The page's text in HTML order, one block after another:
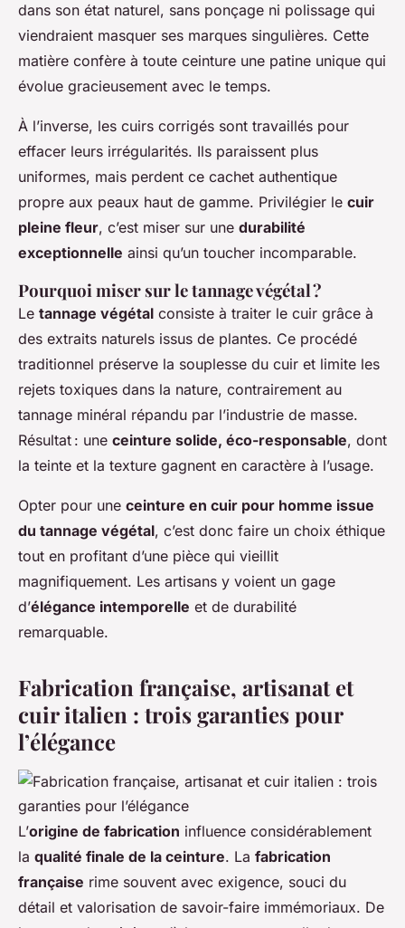
dans son état naturel, sans ponçage ni polissage qui
viendraient masquer ses marques singulières. Cette
matière confère à toute ceinture une patine unique qui
évolue gracieusement avec le temps.
À l’inverse, les cuirs corrigés sont travaillés pour
effacer leurs irrégularités. Ils paraissent plus
uniformes, mais perdent ce cachet authentique
propre aux peaux haut de gamme. Privilégier le cuir
pleine fleur, c’est miser sur une durabilité
exceptionnelle ainsi qu’un toucher incomparable.
Pourquoi miser sur le tannage végétal ?
Le tannage végétal consiste à traiter le cuir grâce à
des extraits naturels issus de plantes. Ce procédé
traditionnel préserve la souplesse du cuir et limite les
rejets toxiques dans la nature, contrairement au
tannage minéral répandu par l’industrie de masse.
Résultat : une ceinture solide, éco-responsable, dont
la teinte et la texture gagnent en caractère à l’usage.
Opter pour une ceinture en cuir pour homme issue
du tannage végétal, c’est donc faire un choix éthique
tout en profitant d’une pièce qui vieillit
magnifiquement. Les artisans y voient un gage
d’élégance intemporelle et de durabilité
remarquable.
Fabrication française, artisanat et
cuir italien : trois garanties pour
l’élégance
L’origine de fabrication influence considérablement
la qualité finale de la ceinture. La fabrication
française rime souvent avec exigence, souci du
détail et valorisation de savoir-faire immémoriaux. De